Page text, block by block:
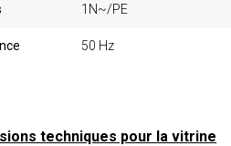
1N~/PE
50 Hz
techniques pour la vitrine